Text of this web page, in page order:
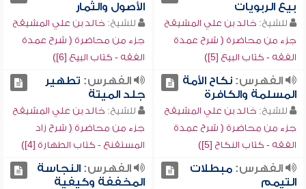
بيع الربويات
للشيخ: خالد بن علي المشيقح
جزء من محاضرة ( شرح عمدة
الفقه - كتاب البيع [5])
الأصول والثمار
للشيخ: خالد بن علي المشيقح
جزء من محاضرة ( شرح عمدة
الفقه - كتاب البيع [6])
الفهرس:نكاح الأمة
المسلمة والكافرة
للشيخ: خالد بن علي المشيقح
جزء من محاضرة ( شرح عمدة
الفقه - كتاب النكاح [5])
الفهرس: تطهير
جلد الميتة
للشيخ: خالد بن علي المشيقح
جزء من محاضرة ( شرح زاد
المستقنع - كتاب الطهارة [4])
الفهرس:مبطلات
التيمم
الفهرس:النجاسة
المخففة وكيفية